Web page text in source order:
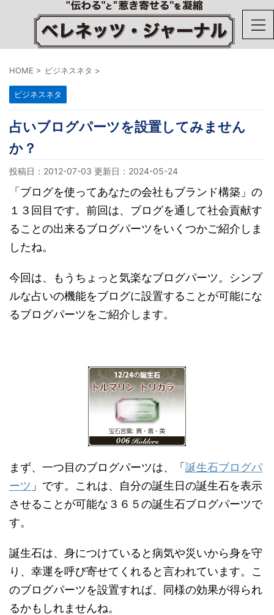
HOME > ビジネスネタ >
ビジネスネタ
占いブログパーツを設置してみません
か？
投稿日：2012-07-03 更新日： 2024-05-24
「ブログを使ってあなたの会社もブランド構築」の
１３回目です。前回は、ブログを通して社会貢献す
ることの出来るブログパーツをいくつかご紹介しま
したね。
今回は、もうちょっと気楽なブログパーツ。シンプ
ルな占いの機能をブログに設置することが可能にな
るブログパーツをご紹介します。
まず、一つ目のブログパーツは、「 誕生石ブログパ
ーツ 」です。これは、自分の誕生日の誕生石を表示
させることが可能な３６５の誕生石ブログパーツで
す。
誕生石は、身につけていると病気や災いから身を守
り、幸運を呼び寄せてくれると言われています。こ
のブログパーツを設置すれば、同様の効果が得られ
るかもしれませんね。